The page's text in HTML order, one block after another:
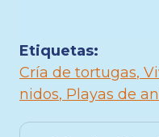
Etiquetas:
Cría de tortugas
nidos Playas de